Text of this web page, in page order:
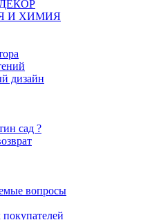
И ХИМИЯ
дизайн
сад ?
вопросы